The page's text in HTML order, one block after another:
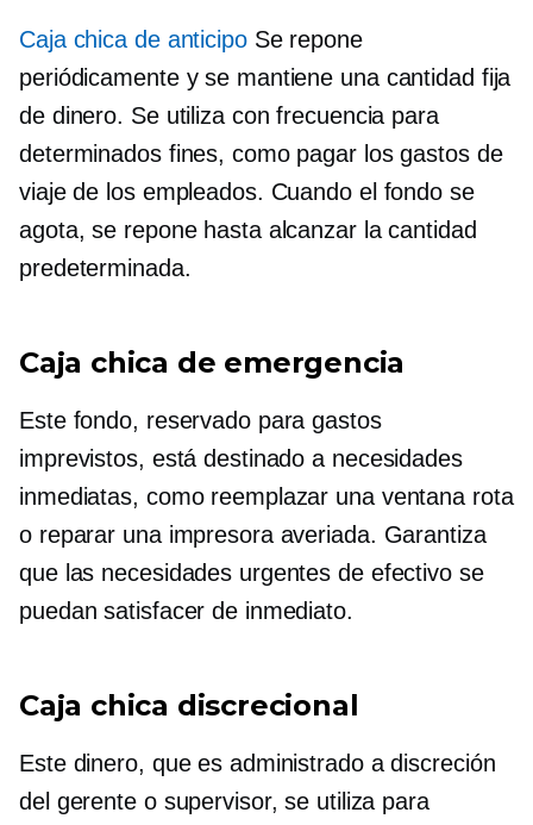
Caja chica de anticipo Se repone
periódicamente y se mantiene una cantidad fija
de dinero. Se utiliza con frecuencia para
determinados fines, como pagar los gastos de
viaje de los empleados. Cuando el fondo se
agota, se repone hasta alcanzar la cantidad
predeterminada.
Caja chica de emergencia
Este fondo, reservado para gastos
imprevistos, está destinado a necesidades
inmediatas, como reemplazar una ventana rota
o reparar una impresora averiada. Garantiza
que las necesidades urgentes de efectivo se
puedan satisfacer de inmediato.
Caja chica discrecional
Este dinero, que es administrado a discreción
del gerente o supervisor, se utiliza para